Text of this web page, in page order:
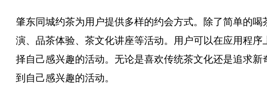
肇东同城约茶为用户提供多样的约会方式。除了简单的
演、品茶体验、茶文化讲座等活动。用户可以在应用程
择自己感兴趣的活动。无论是喜欢传统茶文化还是追求
到自己感兴趣的活动。